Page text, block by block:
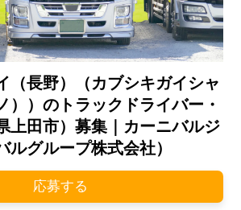
（長野）（カブシキガイシャ
））のトラックドライバー・
上田市）募集｜カーニバルジ
ルグループ株式会社）
応募する